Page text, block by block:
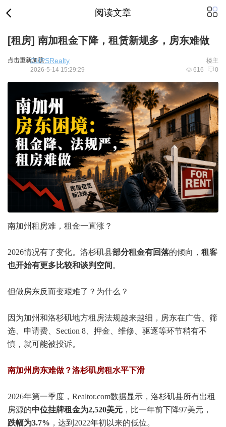
阅读文章
[租房] 南加租金下降，租赁新规多，房东难做
点击重新加载 楼主
CUPSRealty
616 0
2026-5-14 15:29:29
南加州租房难，租金一直涨？
2026情况有了变化。 洛杉矶县部分租金有回落的倾向， 租客
也开始有更多比较和谈判空间 。
但做房东反而变艰难了？为什么？
因为加州和洛杉矶地方租房法规越来越细，房东在广告、筛
选、申请费、Section 8、押金、维修、驱逐等环节稍有不
慎，就可能被投诉。
南加州房东难做？洛杉矶房租水平下滑
2026年第一季度，Realtor.com数据显示，洛杉矶县所有出租
房源的中位挂牌租金为2,520美元 ，比一年前下降97美元，
跌幅为3.7% ，达到2022年初以来的低位。